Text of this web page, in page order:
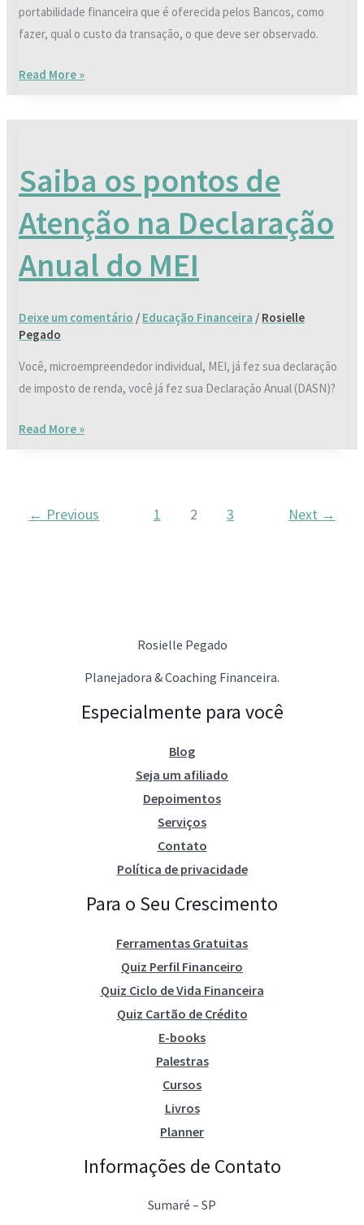
portabilidade financeira que é oferecida pelos Bancos, como
fazer, qual o custo da transação, o que deve ser observado.
Read More »
Saiba os pontos de
Atenção na Declaração
Anual do MEI
Deixe um comentário / Educação Financeira / Rosielle
Pegado
Você, microempreendedor individual, MEI, já fez sua declaração
de imposto de renda, você já fez sua Declaração Anual (DASN)?
pontos
de
Atenção
na
Declaração
Anual
MEI
Read More »
← Previous 1 2 3 Next →
Rosielle Pegado
Planejadora & Coaching Financeira.
Especialmente para você
Blog
Seja um afiliado
Depoimentos
Serviços
Contato
Política de privacidade
Para o Seu Crescimento
Ferramentas Gratuitas
Quiz Perfil Financeiro
Quiz Ciclo de Vida Financeira
Quiz Cartão de Crédito
E-books
Palestras
Cursos
Livros
Planner
Informações de Contato
Sumaré – SP